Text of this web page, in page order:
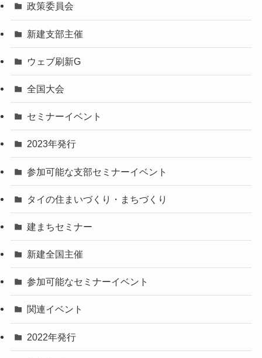
政策委員会
新建支部主催
ウェブ刷新G
全国大会
セミナーイベント
2023年発行
参加可能な支部セミナーイベント
タイの住まいづくり・まちづくり
建まちセミナー
新建全国主催
参加可能なセミナーイベント
関連イベント
2022年発行